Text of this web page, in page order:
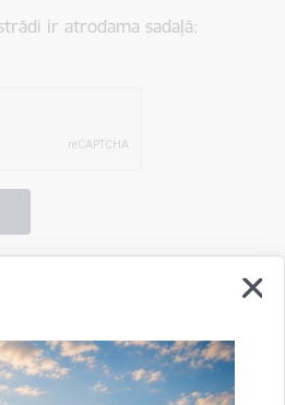
ir atrodama sadaļā: